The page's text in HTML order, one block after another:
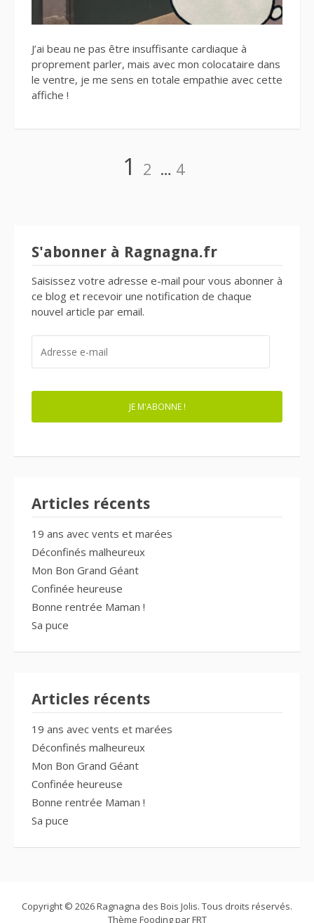
J’ai beau ne pas être insuffisante cardiaque à
proprement parler, mais avec mon colocataire dans
le ventre, je me sens en totale empathie avec cette
affiche !
Page
1 Page
2 … Page
4
S'abonner à Ragnagna.fr
Saisissez votre adresse e-mail pour vous abonner à
ce blog et recevoir une notification de chaque
nouvel article par email.
MAIL
JE M'ABONNE !
Articles récents
19 ans avec vents et marées
Déconfinés malheureux
Mon Bon Grand Géant
Confinée heureuse
Bonne rentrée Maman !
Sa puce
Articles récents
19 ans avec vents et marées
Déconfinés malheureux
Mon Bon Grand Géant
Confinée heureuse
Bonne rentrée Maman !
Sa puce
Copyright © 2026 Ragnagna des Bois Jolis. Tous droits réservés.
Thème Fooding parFRT